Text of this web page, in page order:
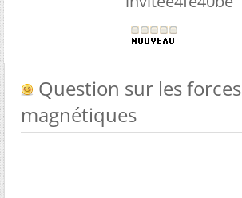
Question sur les forces
magnétiques